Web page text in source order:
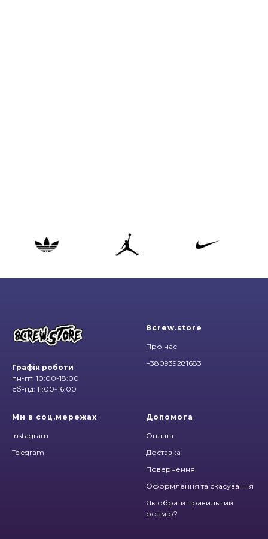
Графік роботи
пн-пт: 10:00-18:00
сб-нд: 11:00-16:00
8crew.store
Про нас
+380939281683
Ми в соц.мережах
Instagram
Telegram
Допомога
Оплата
Доставка
Повернення
Оформлення та скасування
Як обрати правильний
розмір?